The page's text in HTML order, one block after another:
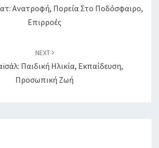
Ανατροφή, Πορεία Στο Ποδόσφαιρο,
Επιρροές
NEXT
Παιδική Ηλικία, Εκπαίδευση,
Προσωπική Ζωή